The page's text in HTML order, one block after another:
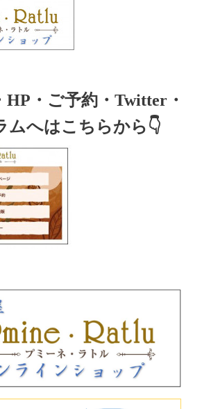
・ご予約・Twitter・
ムへはこちらから👇